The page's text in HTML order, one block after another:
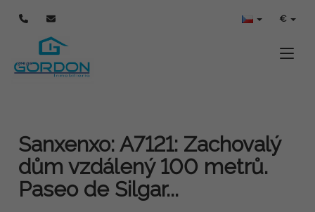
€
Sanxenxo: A7121: Zachovalý
dům vzdálený 100 metrů.
Paseo de Silgar...